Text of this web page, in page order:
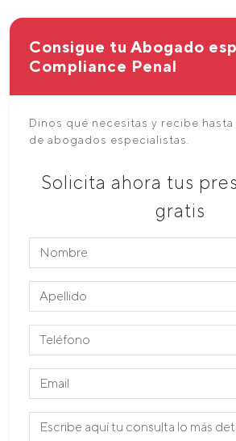
Consigue tu Abogado
Compliance Penal
Dinos qué necesitas y recibe
de abogados especialistas.
Solicita ahora tus
gratis